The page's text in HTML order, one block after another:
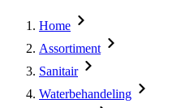
Home
Assortiment
Sanitair
Waterbehandeling